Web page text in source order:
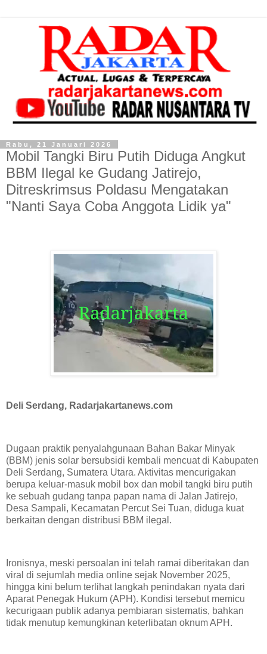
Rabu, 21 Januari 2026
Mobil Tangki Biru Putih Diduga Angkut
BBM Ilegal ke Gudang Jatirejo,
Ditreskrimsus Poldasu Mengatakan
"Nanti Saya Coba Anggota Lidik ya"
Deli Serdang, Radarjakartanews.com
Dugaan praktik penyalahgunaan Bahan Bakar Minyak
(BBM) jenis solar bersubsidi kembali mencuat di Kabupaten
Deli Serdang, Sumatera Utara. Aktivitas mencurigakan
berupa keluar-masuk mobil box dan mobil tangki biru putih
ke sebuah gudang tanpa papan nama di Jalan Jatirejo,
Desa Sampali, Kecamatan Percut Sei Tuan, diduga kuat
berkaitan dengan distribusi BBM ilegal.
Ironisnya, meski persoalan ini telah ramai diberitakan dan
viral di sejumlah media online sejak November 2025,
hingga kini belum terlihat langkah penindakan nyata dari
Aparat Penegak Hukum (APH). Kondisi tersebut memicu
kecurigaan publik adanya pembiaran sistematis, bahkan
tidak menutup kemungkinan keterlibatan oknum APH.